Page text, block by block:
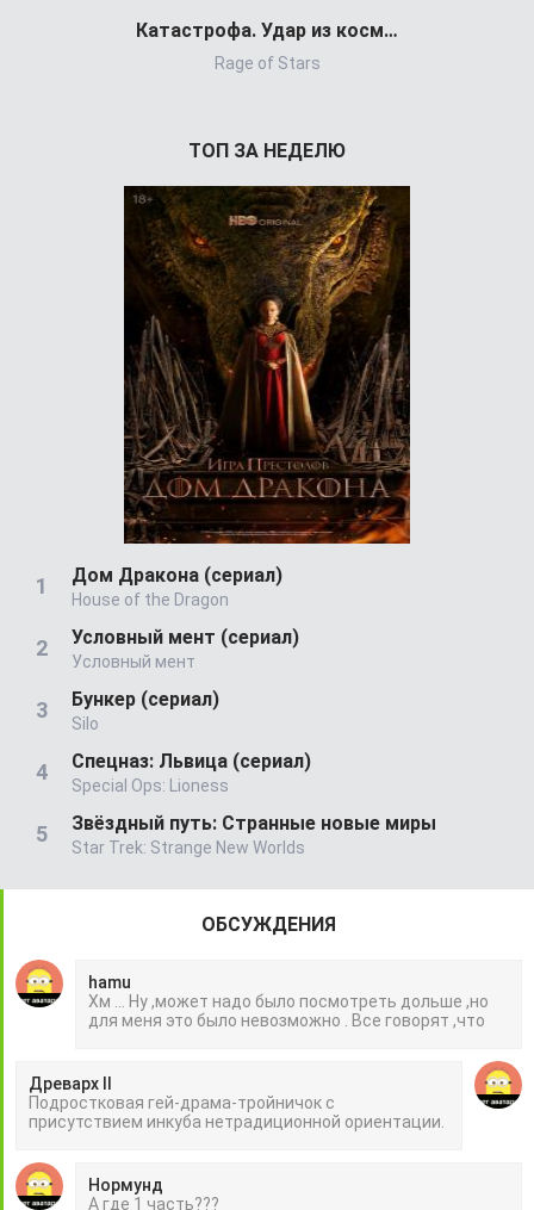
Катастрофа. Удар из космоса (фильм 2026)
Rage of Stars
ТОП ЗА НЕДЕЛЮ
Дом Дракона (сериал)
House of the Dragon
Условный мент (сериал)
Условный мент
Бункер (сериал)
Silo
Спецназ: Львица (сериал)
Special Ops: Lioness
Звёздный путь: Странные новые миры
Star Trek: Strange New Worlds
ОБСУЖДЕНИЯ
hamu
Хм ... Ну ,может надо было посмотреть дольше ,но
для меня это было невозможно . Все говорят ,что
Древарх II
Подростковая гей-драма-тройничок с
присутствием инкуба нетрадиционной ориентации.
Нормунд
А где 1 часть???